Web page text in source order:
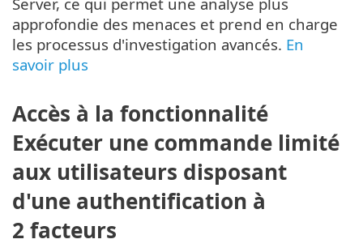
approfondie des menaces et prend en charge
les processus d'investigation avancés. En
savoir plus
Accès à la fonctionnalité
Exécuter une commande limité
aux utilisateurs disposant
d'une authentification à
2 facteurs